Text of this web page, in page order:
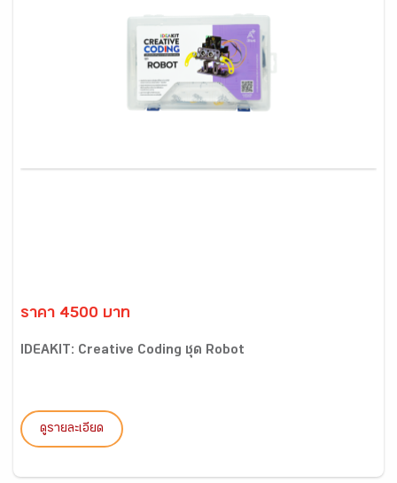
ราคา 4500 บาท
IDEAKIT: Creative Coding ชุด Robot
ดูรายละเอียด